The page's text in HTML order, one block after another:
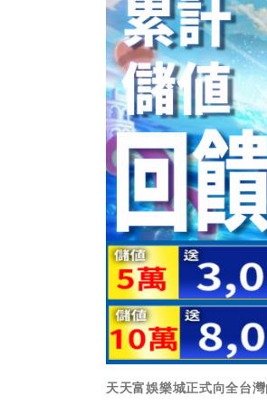
天天富娛樂城正式向全台